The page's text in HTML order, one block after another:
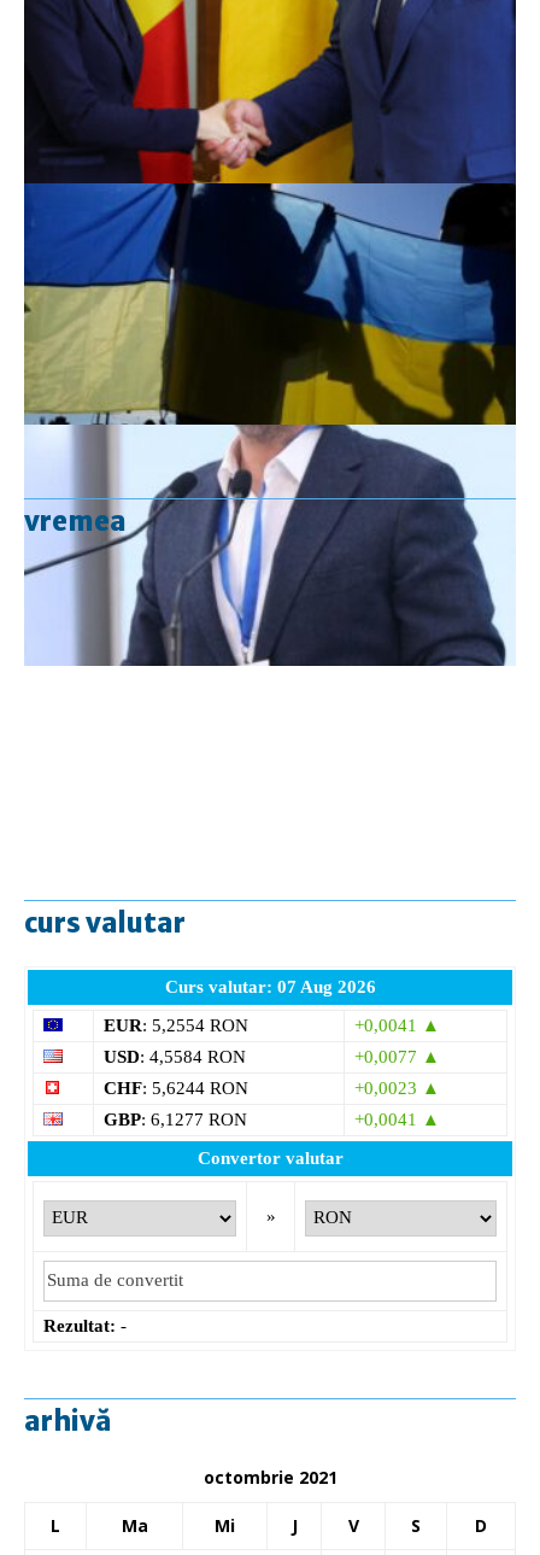
vremea
curs valutar
Curs valutar: 07 Aug 2026
EUR: 5,2554 RON
+0,0041 ▲
USD: 4,5584 RON
+0,0077 ▲
CHF: 5,6244 RON
+0,0023 ▲
GBP: 6,1277 RON
+0,0041 ▲
Convertor valutar
»
Rezultat: -
arhivă
octombrie 2021
L Ma Mi J V S D